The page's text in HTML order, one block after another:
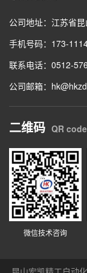
公司地址：江苏省
手机号码：173-
联系电话：0512-
公司邮箱：
二维码 QR code
微信技术咨询